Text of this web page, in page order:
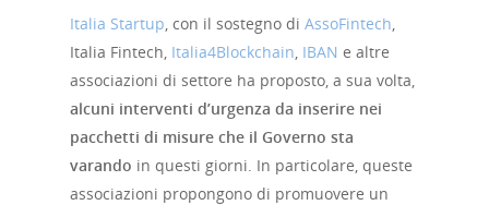
Italia Startup, con il sostegno di AssoFintech,
Italia Fintech, Italia4Blockchain, IBAN e altre
associazioni di settore ha proposto, a sua volta,
alcuni interventi d’urgenza da inserire nei
pacchetti di misure che il Governo sta
varando in questi giorni. In particolare, queste
associazioni propongono di promuovere un